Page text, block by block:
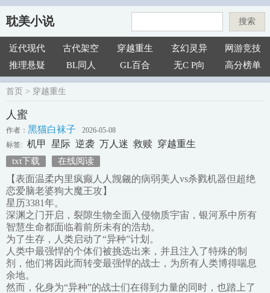
耽美小说 搜索
近代现代 古代架空 穿越重生 玄幻灵异
网游竞技
推理悬疑
BL同人 GL百合 无C P向 高分榜单
首页 > 穿越重生
人蜜
作者： 黑猫白袜子
2026-05-08
标签: 机甲 星际 逆袭 万人迷 救赎 穿越重生
txt下载 在线阅读
【表面温柔内里疯癫人人觊觎的病弱美人vs杀戮机器但超绝
恋爱脑老婆狗大魔王攻】
星历3381年。
深渊之门开启，裂隙生物全面入侵物质宇宙，银河系中所有
智慧生命都面临着前所未有的浩劫。
为了生存，人类启动了“异种”计划。
人类中最强悍的个体们被挑选出来，并且注入了特殊的制
剂，他们将因此而转变最强悍的战士，为所有人类博得喘息
余地。
然而，化身为“异种”的战士们在得到力量的同时，也踏上了